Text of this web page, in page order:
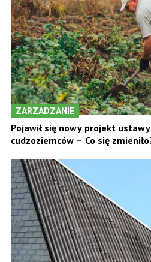
ZARZADZANIE
Pojawił się nowy projekt
cudzoziemców – Co się